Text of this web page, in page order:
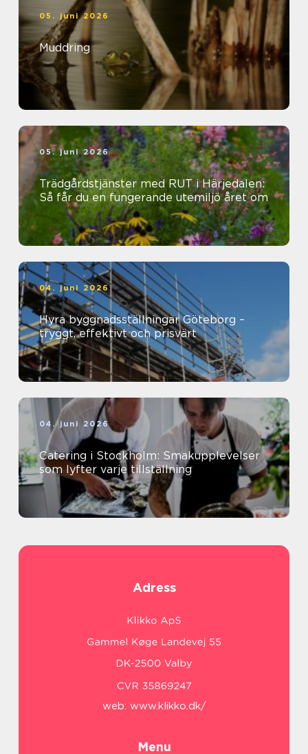
05. juni 2026
Muddring
05. juni 2026
Trädgårdstjänster med RUT i Härjedalen:
Så får du en fungerande utemiljö året om
04. juni 2026
Hyra byggnadsställningar Göteborg –
tryggt, effektivt och prisvärt
04. juni 2026
Catering i Stockholm: Smakupplevelser
som lyfter varje tillställning
Adress
web: www.klikko.dk/
Menu